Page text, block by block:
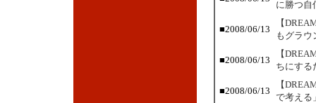
に勝つ自
■2008/06/13
【
もグラウ
■2008/06/13
【
ちにする
■2008/06/13
【
で考える